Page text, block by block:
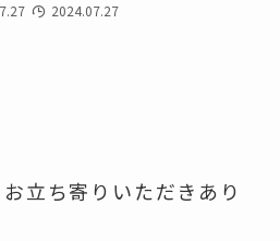
2024.07.27
立ち寄りいただきあり
います。